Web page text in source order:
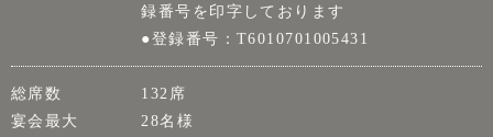
録番号を印字しております
●登録番号：T6010701005431
総席数
132席
宴会最大
28名様